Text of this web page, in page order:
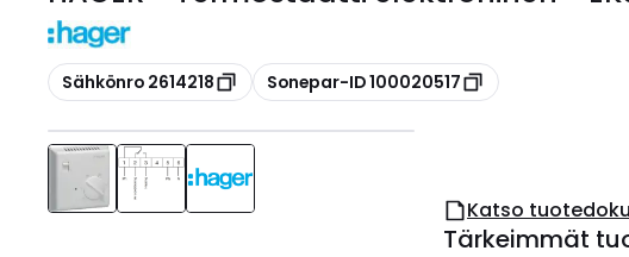
Kopioi
Sähkönro 2614218 Kopioi
Sonepar-ID 100020517
Katso
Tärkeimmät